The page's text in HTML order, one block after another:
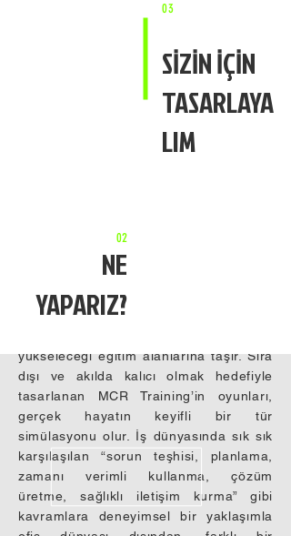
MCR TRAINING:
GÜLÜMSETEREK ÖĞRETME
MCR Training, 2004 yılında kurulan
Macera Akademisi’nin, yaşayarak
İş hayatında temel kural beklenmedik
sorunlara yaratıcı çözümler
bunu yaparken de “oyunu
kuralına göre oynayabilmektir”. MCR
Training, bu doğrultuda çalışanları
yükseleceği eğitim alanlarına taşır. Sıra
dışı ve akılda kalıcı olmak hedefiyle
tasarlanan MCR Training’in oyunları,
gerçek hayatın keyifli bir tür
simülasyonu olur. İş dünyasında sık sık
karşılaşılan “sorun teşhisi, planlama,
zamanı verimli kullanma, çözüm
üretme, sağlıklı iletişim kurma” gibi
kavramlara deneyimsel bir yaklaşımla
03
SİZİN İÇİN
TASARLAYA
LIM
NE
YAPARIZ?
02